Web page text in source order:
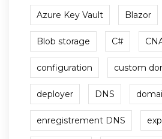
Azure Key Vault Blazor
Blob storage C#
configuration custom
deployer DNS
enregistrement DNS